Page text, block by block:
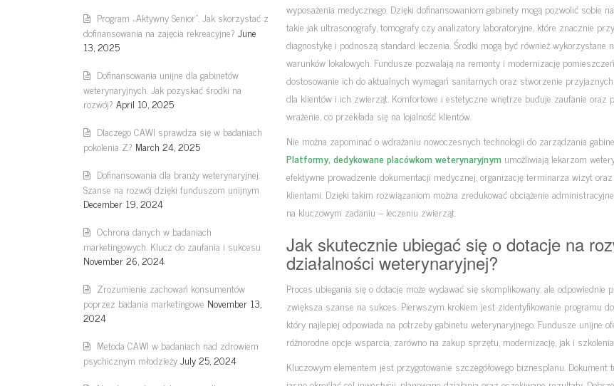
Program „Aktywny Senior”. Jak skorzystać z
dofinansowania na zajęcia rekreacyjne? June
13, 2025
Dofinansowania unijne dla gabinetów
weterynaryjnych. Jak pozyskać środki na
rozwój? April 10, 2025
Dlaczego CAWI sprawdza się w badaniach
pokolenia Z? March 24, 2025
Dofinansowania dla branży weterynaryjnej.
Szanse na rozwój dzięki funduszom unijnym
December 19, 2024
Ochrona danych w badaniach
marketingowych. Klucz do zaufania i sukcesu
November 26, 2024
Zrozumienie zachowań konsumentów
poprzez badania marketingowe November 13,
2024
Metoda CAWI w badaniach nad zdrowiem
psychicznym młodzieżyJuly 25, 2024
wyposażenia medycznego. Dzięki dofinansowaniom gabinety mogą pozwolić sobie
takie jak ultrasonografy, tomografy czy analizatory laboratoryjne, które znacznie
diagnostykę i podnoszą standard leczenia. Środki mogą być również wykorzystane
warunków lokalowych. Fundusze pozwalają na remonty i modernizację
dostosowanie ich do aktualnych wymagań sanitarnych oraz stworzenie
dla klientów i ich zwierząt. Komfortowe i estetyczne wnętrze buduje zaufanie oraz
wrażenie, co przekłada się na lojalność klientów.
Nie można zapominać o wdrażaniu nowoczesnych technologii do zarządzania
Platformy, dedykowane placówkom weterynaryjnym umożliwiają lekarzom
efektywne prowadzenie dokumentacji medycznej, organizację terminarza wizyt
klientami. Dzięki takim rozwiązaniom można zredukować obciążenie
na kluczowym zadaniu – leczeniu zwierząt.
Jak skutecznie ubiegać się o dotacje na
działalności weterynaryjnej?
Proces ubiegania się o dotacje może wydawać się skomplikowany, ale odpowiednie
zwiększa szanse na sukces. Pierwszym krokiem jest zidentyfikowanie programu
który najlepiej odpowiada na potrzeby gabinetu weterynaryjnego. Fundusze unijne
różnorodne opcje wsparcia, zarówno na zakup sprzętu, modernizację, jak i
Kluczowym elementem jest przygotowanie szczegółowego biznesplanu. Dokument